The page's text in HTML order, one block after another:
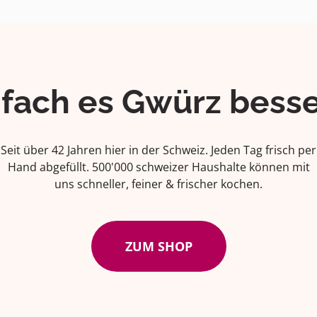
es Gwürz
Seit über 42 Jahren hier in der Schweiz. Jeden Tag frisch per
Hand abgefüllt. 500'000 schweizer Haushalte können mit
uns schneller, feiner & frischer kochen.
ZUM SHOP